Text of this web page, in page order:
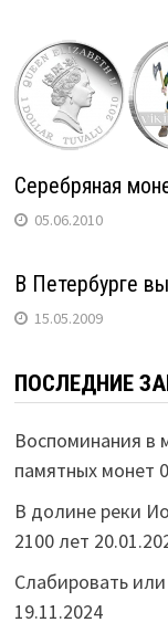
Серебряная
05.06.2010
В Петербурге
15.05.2009
ПОСЛЕДНИЕ
Воспоминания в
памятных монет
В долине реки
2100 лет
Слабировать
19.11.2024